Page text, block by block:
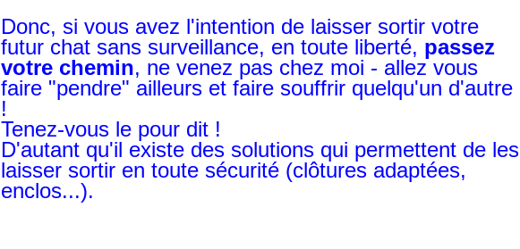
Donc, si vous avez l'intention de laisser sortir votre
futur chat sans surveillance, en toute liberté, passez
votre chemin, ne venez pas chez moi - allez vous
faire "pendre" ailleurs et faire souffrir quelqu'un d'autre
!
Tenez-vous le pour dit !
D'autant qu'il existe des solutions qui permettent de les
laisser sortir en toute sécurité (clôtures adaptées,
enclos...).